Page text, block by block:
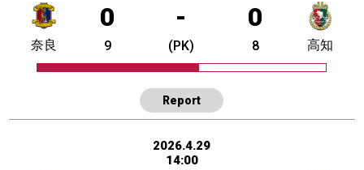
0 - 0
奈良 9 (PK) 8 高知
Report
2026.4.29
14:00